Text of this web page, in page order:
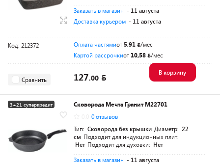
Заказать в магазин - 11 августа
Доставка курьером - 11 августа
Код: 212372 Оплата частямиот 5,91
/мес
Картой рассрочкиот 10,58 /мес
Сравнить 127.00
В корзину
3+21 суперкредит
Сковорода Мечта Гранит M22701
0 отзывов
Тип: Сковорода без крышки Диаметр: 22
см Подходит для индукционных плит:
Нет Подходит для духовки: Нет
Заказать в магазин - 11 августа